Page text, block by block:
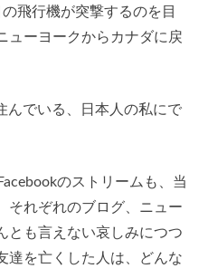
飛行機が突撃するのを目
ューヨークからカナダに戻
んでいる、日本人の私にで
のストリームも、当
それぞれのブログ、ニュー
とも言えない哀しみにつつ
達を亡くした人は、どんな